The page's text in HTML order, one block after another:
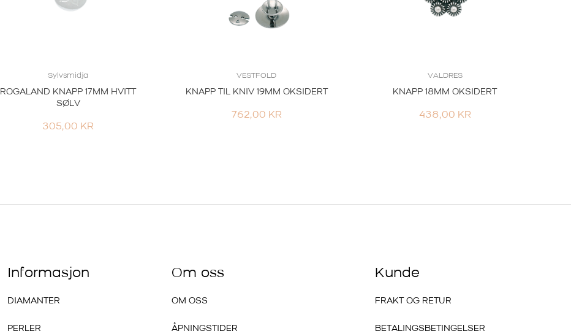
Sylvsmidja
ROGALAND KNAPP 17MM HVITT
SØLV
305,00 KR
VESTFOLD
KNAPP TIL KNIV 19MM OKSIDERT
762,00 KR
VALDRES
KNAPP 18MM OKSIDERT
438,00 KR
Informasjon
DIAMANTER
PERLER
Om oss
OM OSS
ÅPNINGSTIDER
Kunde
FRAKT OG RETUR
BETALINGSBETINGELSER